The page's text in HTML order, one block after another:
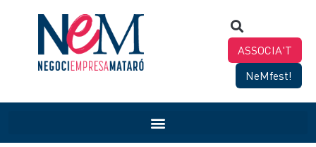
ASSOCIA'T
NeMfest!